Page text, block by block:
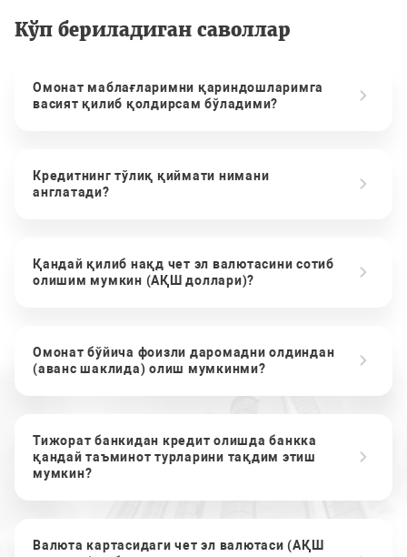
Кўп бериладиган саволлар
Омонат маблағларимни қариндошларимга
васият қилиб қолдирсам бўладими?
Кредитнинг тўлиқ қиймати нимани
англатади?
Қандай қилиб нақд чет эл валютасини сотиб
олишим мумкин (АҚШ доллари)?
Омонат бўйича фоизли даромадни олдиндан
(аванс шаклида) олиш мумкинми?
Тижорат банкидан кредит олишда банкка
қандай таъминот турларини тақдим этиш
мумкин?
Валюта картасидаги чет эл валютаси (АҚШ